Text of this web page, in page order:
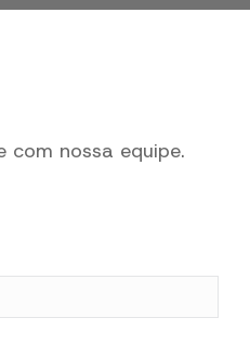
com nossa equipe.